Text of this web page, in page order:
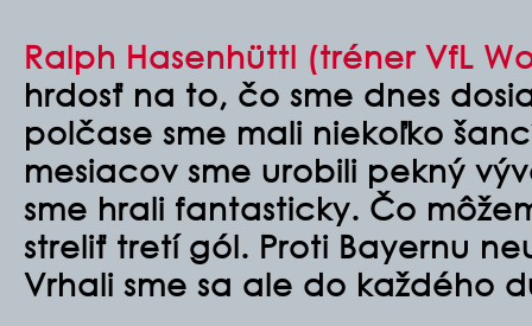
Ralph Hasenhüttl (tréner VfL
hrdosť na to, čo sme dnes
polčase sme mali niekoľko
mesiacov sme urobili pekný
sme hrali fantasticky. Čo
streliť tretí gól. Proti Bayernu
Vrhali sme sa ale do každého